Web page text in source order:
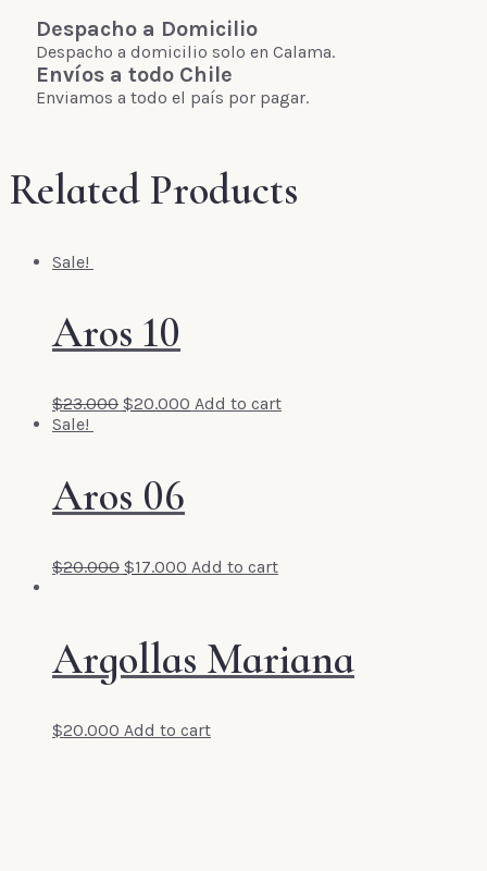
Despacho a Domicilio
Despacho a domicilio solo en Calama.
Envíos a todo Chile
Enviamos a todo el país por pagar.
Related Products
Sale!
Aros 10
$23.000 $20.000 Add to cart
Sale!
Aros 06
$20.000 $17.000 Add to cart
Argollas Mariana
$20.000 Add to cart